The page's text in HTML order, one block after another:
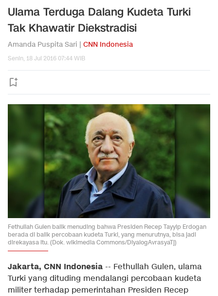
Ulama Terduga Dalang Kudeta Turki
Tak Khawatir Diekstradisi
Amanda Puspita Sari | CNN Indonesia
Senin, 18 Jul 2016 07:44 WIB
Fethullah Gulen balik menuding bahwa Presiden Recep Tayyip Erdogan
berada di balik percobaan kudeta Turki, yang menurutnya, bisa jadi
direkayasa itu. (Dok. wikimedia Commons/DiyalogAvrasyaTj)
Jakarta, CNN Indonesia -- Fethullah Gulen, ulama
Turki yang dituding mendalangi percobaan kudeta
militer terhadap pemerintahan Presiden Recep